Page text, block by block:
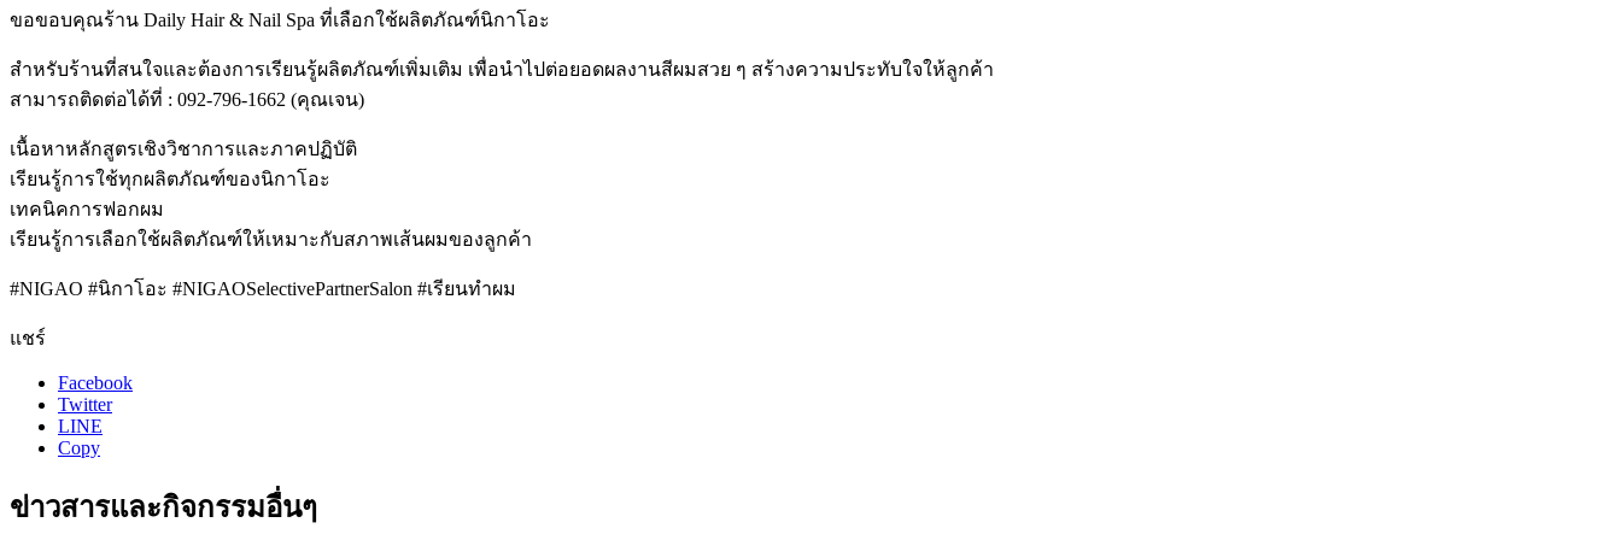
ขอขอบคุณร้าน Daily Hair & Nail Spa ที่เลือกใช้ผลิตภัณฑ์นิกาโอะ
สำหรับร้านที่สนใจและต้องการเรียนรู้ผลิตภัณฑ์เพิ่มเติม เพื่อนำไปต่อยอดผลงานสีผมสวย ๆ สร้างความประทับใจให้ลูกค้า
สามารถติดต่อได้ที่ : 092-796-1662 (คุณเจน)
เนื้อหาหลักสูตรเชิงวิชาการและภาคปฏิบัติ
เรียนรู้การใช้ทุกผลิตภัณฑ์ของนิกาโอะ
เทคนิคการฟอกผม
เรียนรู้การเลือกใช้ผลิตภัณฑ์ให้เหมาะกับสภาพเส้นผมของลูกค้า
#NIGAO #นิกาโอะ #NIGAOSelectivePartnerSalon #เรียนทําผม
แชร์
Facebook
Twitter
LINE
Copy
ข่าวสารและกิจกรรมอื่นๆ